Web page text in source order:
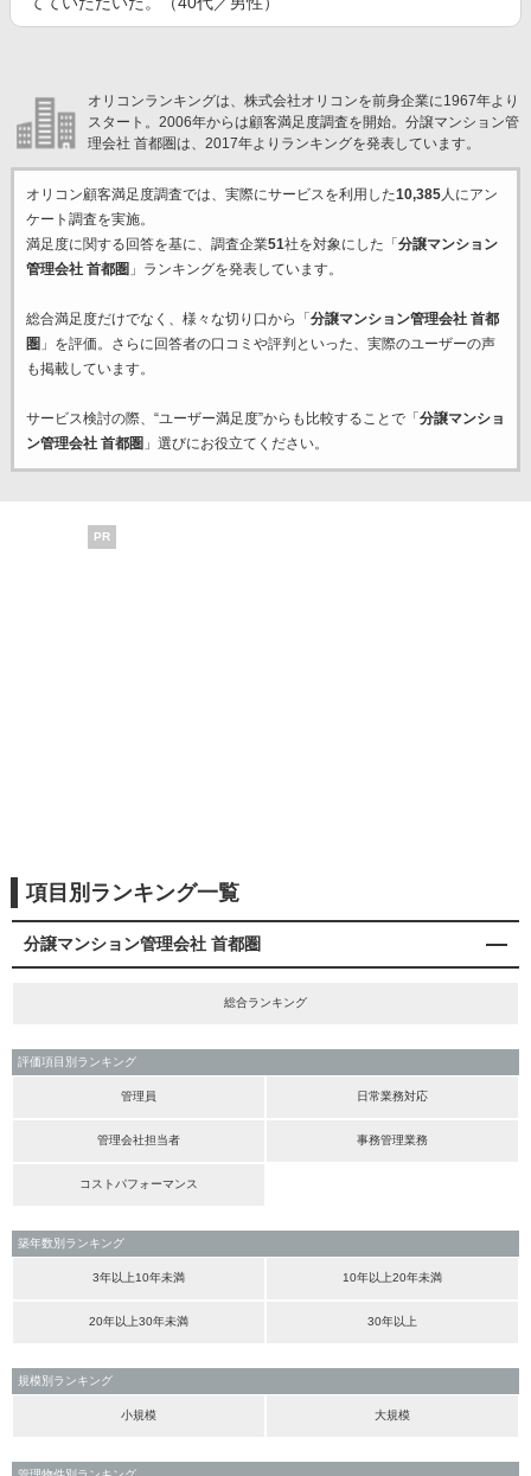
オリコンランキングは、株式会社オリコンを前身企業に1967年より
スタート。2006年からは顧客満足度調査を開始。分譲マンション管
理会社 首都圏は、2017年よりランキングを発表しています。
オリコン顧客満足度調査では、実際にサービスを利用した10,385人にアン
ケート調査を実施。
満足度に関する回答を基に、調査企業51社を対象にした「 分譲マンション
管理会社 首都圏 」ランキングを発表しています。
総合満足度だけでなく、様々な切り口から「 分譲マンション管理会社 首都
圏 」を評価。さらに回答者の口コミや評判といった、実際のユーザーの声
も掲載しています。
サービス検討の際、“ユーザー満足度”からも比較することで「 分譲マンショ
ン管理会社 首都圏 」選びにお役立てください。
PR
項目別ランキング一覧
分譲マンション管理会社 首都圏
総合ランキング
評価項目別ランキング
管理員 日常業務対応
管理会社担当者 事務管理業務
コストパフォーマンス
築年数別ランキング
3年以上10年未満 10年以上20年未満
20年以上30年未満 30年以上
規模別ランキング
小規模 大規模